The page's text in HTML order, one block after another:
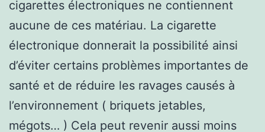
cigarettes électroniques ne contiennent
aucune de ces matériau. La cigarette
électronique donnerait la possibilité ainsi
d’éviter certains problèmes importantes de
santé et de réduire les ravages causés à
l’environnement ( briquets jetables,
mégots… ) Cela peut revenir aussi moins